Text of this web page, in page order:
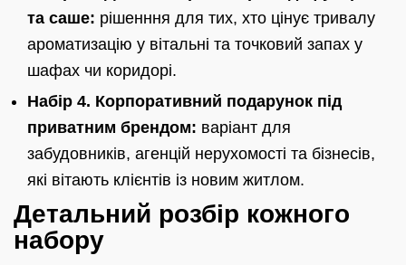
та саше: рішенння для тих, хто цінує тривалу
ароматизацію у вітальні та точковий запах у
шафах чи коридорі.
Набір 4. Корпоративний подарунок під
приватним брендом: варіант для
забудовників, агенцій нерухомості та бізнесів,
які вітають клієнтів із новим житлом.
Детальний розбір кожного
набору